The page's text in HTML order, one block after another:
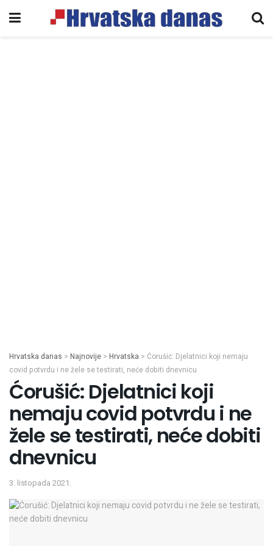
Hrvatska danas > Najnovije > Hrvatska > Ćorušić: Djelatnici koji nemaju
covid potvrdu i ne žele se testirati, neće dobiti dnevnicu
Ćorušić: Djelatnici koji
nemaju covid potvrdu i ne
žele se testirati, neće dobiti
dnevnicu
3. listopada 2021.